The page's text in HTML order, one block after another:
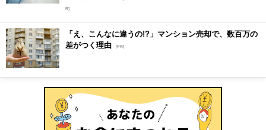
R]
「え、こんなに違うの!?」マンション売却で、数百万の
差がつく理由 [PR]